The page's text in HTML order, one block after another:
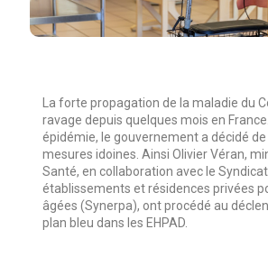
La forte propagation de la maladie du
ravage depuis quelques mois en
épidémie, le gouvernement a décidé
mesures idoines. Ainsi Olivier Véran,
Santé, en collaboration avec le
établissements et résidences privées
âgées (Synerpa), ont procédé au
plan bleu dans les EHPAD.